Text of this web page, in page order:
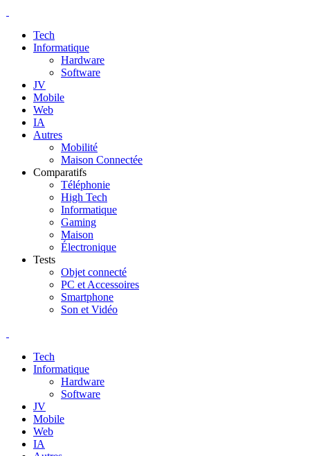
Tech
Informatique
Hardware
Software
JV
Mobile
Web
IA
Autres
Mobilité
Maison Connectée
Comparatifs
Téléphonie
High Tech
Informatique
Gaming
Maison
Électronique
Tests
Objet connecté
PC et Accessoires
Smartphone
Son et Vidéo
Tech
Informatique
Hardware
Software
JV
Mobile
Web
IA